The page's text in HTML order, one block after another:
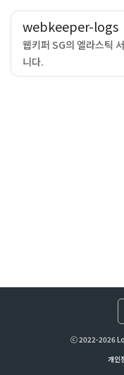
webkeeper-logs
웹키퍼 SG의 엘라스틱
니다.
ⓒ 2022-2026
개인